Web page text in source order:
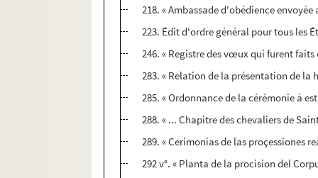
218. « Ambassade d'obédience
223. Édit d'ordre général pour tous les
246. « Registre des vœux qui furent
283. « Relation de la présentation de la
285. « Ordonnance de la cérémonie à
288. « ... Chapitre des chevaliers de
289. « Cerimonias de las proçessiones
292 v°. « Planta de la procision del